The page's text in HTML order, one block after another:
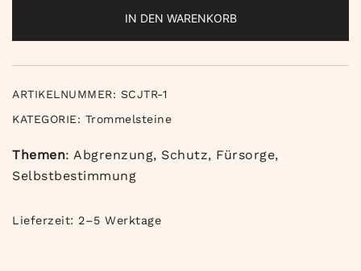
Trommelstein
klein
Menge
IN DEN WARENKORB
ARTIKELNUMMER: SCJTR-1
KATEGORIE: Trommelsteine
Themen: Abgrenzung, Schutz, Fürsorge,
Selbstbestimmung
Lieferzeit: 2–5 Werktage